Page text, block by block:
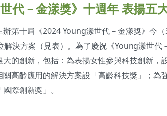
代－金漾獎》十週年 表揚五
辦第十屆《2024 Young漾世代－金漾獎》今
決方案（見表）。為了慶祝《Young漾世代
的創新，包括：為表揚女性參與科技創新，
高齡應用的解決方案設「高齡科技獎」；為
際創新獎」。